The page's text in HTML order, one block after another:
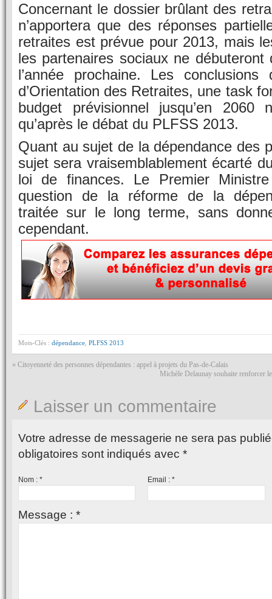
Concernant le dossier brûlant des
n’apportera que des réponses
retraites est prévue pour 2013, mais
les partenaires sociaux ne débuteront
l’année prochaine. Les
d’Orientation des Retraites, une task
budget prévisionnel jusqu’en 2060
qu’après le débat du PLFSS 2013.
Quant au sujet de la dépendance des
sujet sera vraisemblablement écarté
loi de finances. Le Premier
question de la réforme de la
traitée sur le long terme, sans
cependant.
Mots-Clés : dépendance PLFSS 2013
« Citoyenneté des personnes dépendantes : appel à projets du Pas-de-Calais
Michèle Delaunay souhaite renforcer
Laisser un commentaire
Votre adresse de messagerie ne sera pas
obligatoires sont indiqués avec *
Nom : * Email :*
Message : *